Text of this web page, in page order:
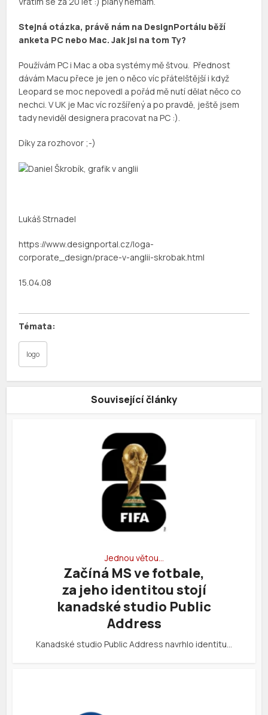
Stejná otázka, právě nám na DesignPortálu běží
anketa PC nebo Mac. Jak jsi na tom Ty?
Používám PC i Mac a oba systémy mě štvou. Přednost
dávám Macu přece je jen o něco víc přátelštější i když
Leopard se moc nepovedl a pořád mě nutí dělat něco co
nechci. V UK je Mac víc rozšířený a po pravdě, ještě jsem
tady neviděl designera pracovat na PC :).
Díky za rozhovor ;-)
Lukáš Strnadel
https://www.designportal.cz/loga-
corporate_design/prace-v-anglii-skrobak.html
15.04.08
logo
Související články
Jednou větou…
Začíná MS ve fotbale,
za jeho identitou stojí
kanadské studio Public
Address
Kanadské studio Public Address navrhlo identitu…